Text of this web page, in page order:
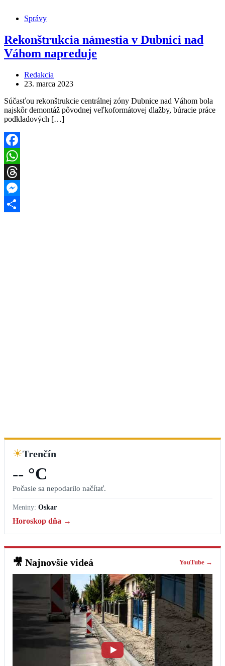
Správy
Rekonštrukcia námestia v Dubnici nad
Váhom napreduje
Redakcia
23. marca 2023
Súčasťou rekonštrukcie centrálnej zóny Dubnice nad Váhom bola
najskôr demontáž pôvodnej veľkoformátovej dlažby, búracie práce
podkladových […]
Facebook
WhatsApp
Threads
Messenger
☀Trenčín
-- °C
Počasie sa nepodarilo načítať.
Meniny: Oskar
Horoskop dňa →
🎥 Najnovšie videá YouTube →